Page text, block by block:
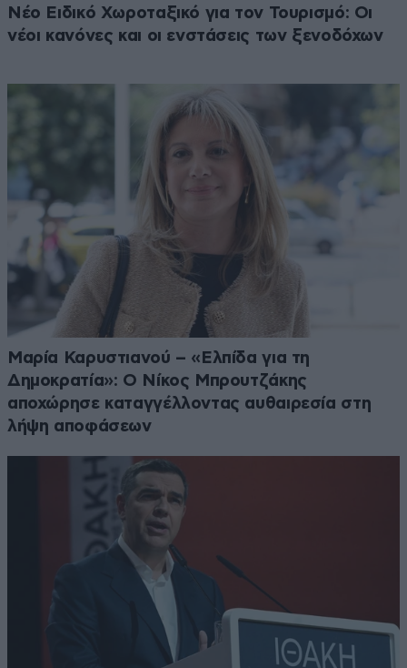
Νέο Ειδικό Χωροταξικό για τον Τουρισμό: Οι
νέοι κανόνες και οι ενστάσεις των ξενοδόχων
Μαρία Καρυστιανού – «Ελπίδα για τη
Δημοκρατία»: Ο Νίκος Μπρουτζάκης
αποχώρησε καταγγέλλοντας αυθαιρεσία στη
λήψη αποφάσεων